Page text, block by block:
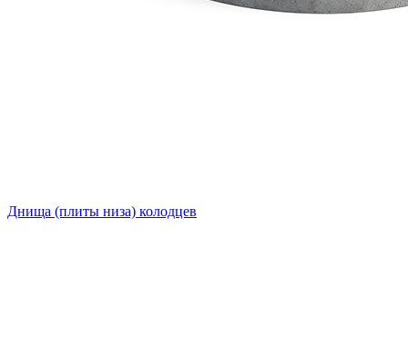
Днища (плиты низа) колодцев